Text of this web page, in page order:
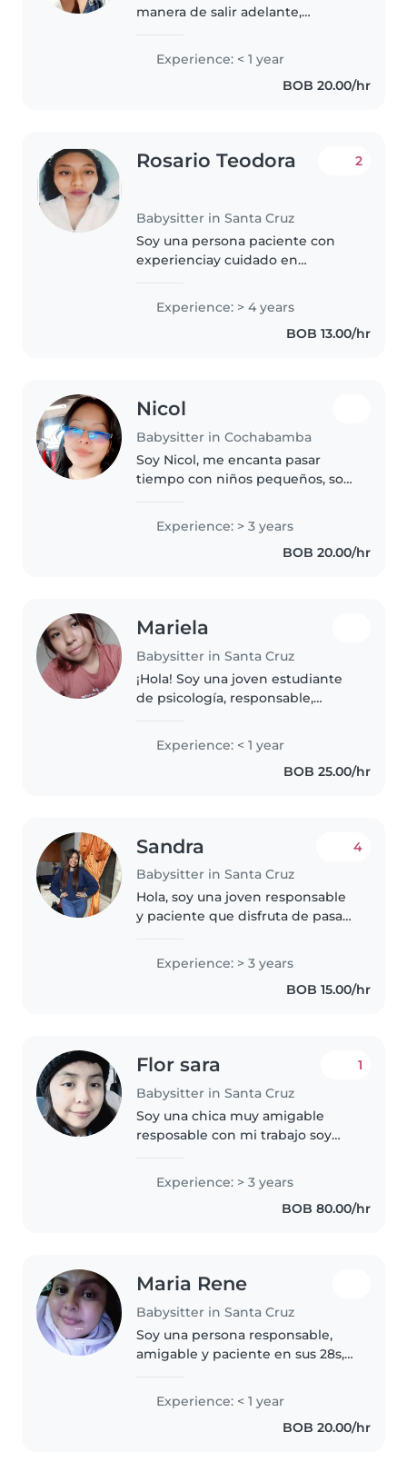
manera de salir adelante,
Experience: < 1 year
BOB 20.00/hr
Rosario Teodora
Babysitter in Santa Cruz
2
Soy una persona paciente con
experienciay cuidado en
niños con ganas de cuidarlos y
ayudar a desarrollarse. Me gusta
jugar con ellos y enseñarles a
Experience: > 4 years
BOB 13.00/hr
Nicol
Babysitter in Cochabamba
Soy Nicol, me encanta pasar
tiempo con niños pequeños, soy
que son seres muy especiales,
me gusta poder enseñarles
Experience: > 3 years
BOB 20.00/hr
Mariela
Babysitter in Santa Cruz
¡Hola! Soy una joven estudiante
de psicología, responsable,
formal en cuidado de niños,
estoy emocionada por aprender
Experience: < 1 year
BOB 25.00/hr
Sandra
Babysitter in Santa Cruz
4
Hola, soy una joven responsable
y paciente que disfruta de pasar
experiencia laboral como niñera,
he cuidado de mis primos
pequeños durante años y
Experience: > 3 years
BOB 15.00/hr
Flor sara
Babysitter in Santa Cruz
1
Soy una chica muy amigable
resposable con mi trabajo soy
para los niños y también soy muy
creativa para jugar con los niños
cosino limpio para los niños..
Experience: > 3 years
BOB 80.00/hr
Maria Rene
Babysitter in Santa Cruz
Soy una persona responsable,
amigable y paciente en sus 28s,
bebés Aunque no tengo
experiencia profesional, tengo
habilidades en dibujo y me
Experience: < 1 year
BOB 20.00/hr